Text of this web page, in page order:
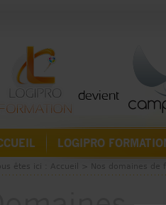
LOGIPRO
êtes ici : Accueil Nos domaines de